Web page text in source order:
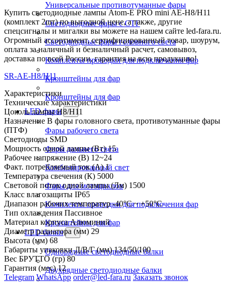
Универсальные противотуманные фары
Светодиодные фары с СТГ
Светодиодные фары головного света
Комплекты проводки для подключения фар
Кронштейны для фар
Кронштейны для фар
LED фары
Фары рабочего света
Фары дальнего света
Комбинированный свет
Фары для мотоциклов
Комплекты проводки для подключения фар
Кронштейны для фар
LED балки
Однорядные светодиодные балки
Двухрядные светодиодные балки
Купить светодиодные лампы Atom-E PRO mini AE-H8/H11
(комплект 2шт) по выгодной цене, а также, другие
спецсигналы и мигалки вы можете на нашем сайте led-fara.ru.
Огромный ассортимент, сертифицированный товар, шоурум,
оплата за наличный и безналичный расчет, самовывоз,
доставка по всей России, гарантия на всю продукцию!
SR-AE-H8/H11
Характеристики
Технические характеристики
Цоколь лампы H8/H11
Назначение В фары головного света, противотуманные фары
(ПТФ)
Светодиоды SMD
Мощность одной лампы (Вт) 15
Рабочее напряжение (В) 12~24
Факт. потребляемый ток (А) 1
Температура свечения (К) 5000
Световой поток одной лампы (Лм) 1500
Класс влагозащиты IP65
Диапазон рабочих температур -40°С ~ +50°С
Тип охлаждения Пассивное
Материал корпуса Алюминий
Диаметр радиатора (мм) 29
Высота (мм) 68
Габариты упаковки Д/В/Г (мм) 134/50/100
Вес БРУТТО (гр) 80
Гарантия (мес) 12
Telegram WhatsApp order@led-fara.ru Заказать звонок